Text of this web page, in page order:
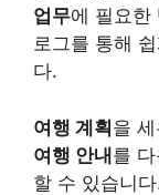
업무에 필요한
로그를 통해
다.
여행 계획을
여행 안내를
할 수 있습니